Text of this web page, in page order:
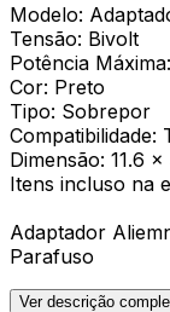
Modelo:
Tensão: Bivolt
Potência
Cor: Preto
Tipo: Sobrepor
Compatibilidade:
Dimensão: 11.6
Itens incluso na
Adaptador
Parafuso
Ver descrição